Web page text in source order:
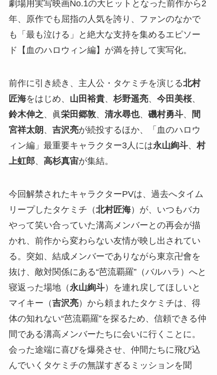
劇場用実写映画No.1の大ヒットとなった前作から2
年、原作でも屈指の人気を誇り、ファンのなかで
も「最も泣ける」と絶大な支持を集めるエピソー
ド【血のハロウィン編】が満を持して実写化。
前作に引き続き、主人公・タケミチを演じる北村
匠海をはじめ、 山田裕貴、杉野遥亮、 今田美桜、
鈴木伸之、眞栄田郷敦、 清水尋也、 磯村勇斗、
間
宮祥太朗 、 吉沢亮が続投するほか、「血のハロウ
ィン編」最重要キャラクター3人には永山絢斗、村
上虹郎、 高杉真宙が集結。
今回解禁されたキャラクターPVは、過去へタイム
リープしたタケミチ（北村匠海）が、いつもバカ
やって笑い合っていた溝高メンバーとの再会が描
かれ、前作から変わらない友情が映し出されてい
る。突如、結成メンバーでありながら東京卍會を
抜け、敵対関係にある“芭流覇羅”（バルハラ）へと
寝返った場地（ 永山絢斗）を連れ戻してほしいと
マイキー（吉沢亮）から頼まれたタケミチは、得
体の知れない“芭流覇羅”を探るため、信頼できる仲
間である溝高メンバーたちに会いに行くことに。
会った途端に喜びを爆発させ、仲間たちに飛び込
んでいくタケミチの無謀すぎるミッションを聞